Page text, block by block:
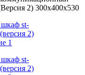
2) 300х400х530